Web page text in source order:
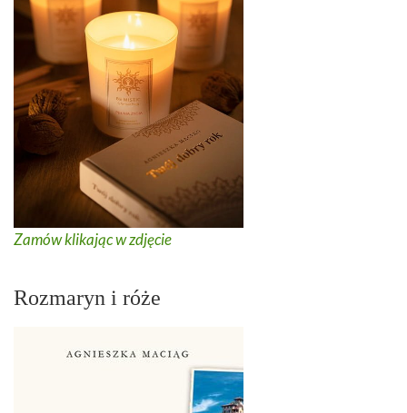
Zamów klikając w zdjęcie
Rozmaryn i róże